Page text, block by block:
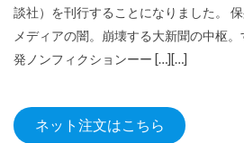
談社）を刊行することになりました。
メディアの闇。崩壊する大新聞の中枢
発ノンフィクションーー […][…]
ネット注文はこちら